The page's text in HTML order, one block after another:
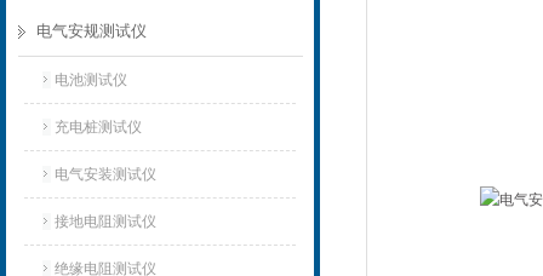
电气安规测试仪
电池测试仪
充电桩测试仪
电气安装测试仪
接地电阻测试仪
绝缘电阻测试仪